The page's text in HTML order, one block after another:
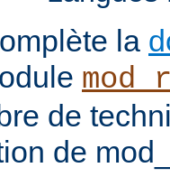
la
de
de